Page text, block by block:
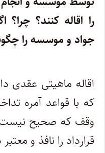
را اقاله کنند؟
جواد و موسسه را
اقاله ماهیتی عقدی
که با قواعد آمره
وقف که صحیح نیست)،
قرارداد را نافذ و